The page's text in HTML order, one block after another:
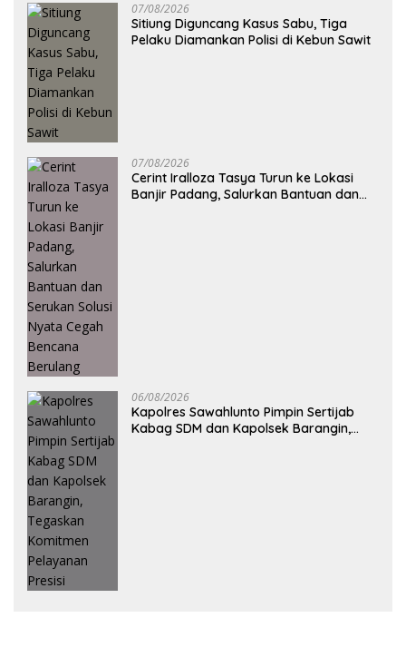
07/08/2026
Sitiung Diguncang Kasus Sabu, Tiga
Pelaku Diamankan Polisi di Kebun Sawit
07/08/2026
Cerint Iralloza Tasya Turun ke Lokasi
Banjir Padang, Salurkan Bantuan dan
06/08/2026
Kapolres Sawahlunto Pimpin Sertijab
Kabag SDM dan Kapolsek Barangin,